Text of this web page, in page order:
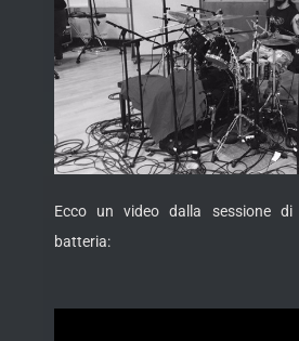
Ecco un video dalla sessione di
batteria: